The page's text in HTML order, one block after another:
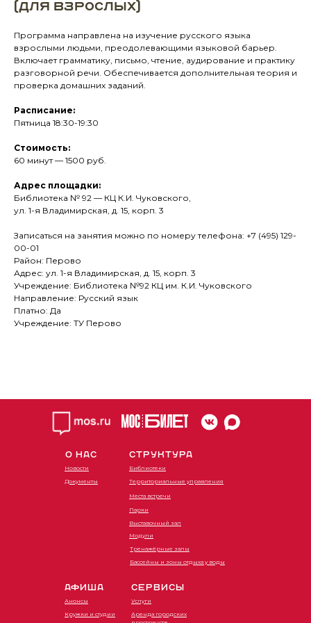
(для взрослых)
Программа направлена на изучение русского языка
взрослыми людьми, преодолевающими языковой барьер.
Включает грамматику, письмо, чтение, аудирование и практику
разговорной речи. Обеспечивается дополнительная теория и
проверка домашних заданий.
Расписание:
Пятница 18:30-19:30
Стоимость:
60 минут — 1500 руб.
Адрес площадки:
Библиотека № 92 — КЦ К.И. Чуковского,
ул. 1-я Владимирская, д. 15, корп. 3
Записаться на занятия можно по номеру телефона: +7 (495) 129-
00-01
Район: Перово
Адрес: ул. 1-я Владимирская, д. 15, корп. 3
Учреждение: Библиотека №92 КЦ им. К.И. Чуковского
Направление: Русский язык
Платно: Да
Учреждение: ТУ Перово
О НАС
Новости
Документы
АФИША
Анонсы
Кружки и студии
СТРУКТУРА
Библиотеки
Территориальные управления
Места встречи
Парки
Выставочный зал
Модули
Тренажёрные залы
Бассейны и зоны отдыха у воды
СЕРВИСЫ
Услуги
Аренда городских